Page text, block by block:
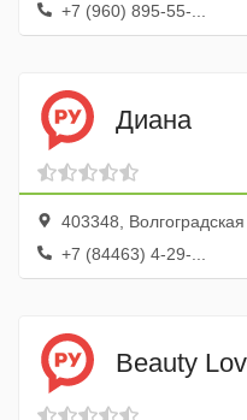
+7 (960) 895-55-...
Диана
403348, Волгоградская
+7 (84463) 4-29-...
Beauty